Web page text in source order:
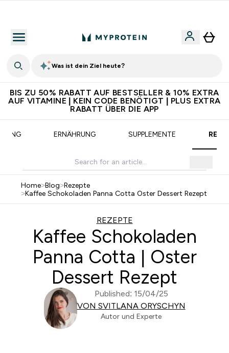
Was ist dein Ziel heute?
BIS ZU 50% RABATT AUF BESTSELLER & 10% EXTRA
AUF VITAMINE | KEIN CODE BENÖTIGT | PLUS EXTRA
RABATT ÜBER DIE APP
ERNÄHRUNG SUPPLEMENTE
Home>Blog>Rezepte
>Kaffee Schokoladen Panna Cotta Oster Dessert Rezept
REZEPTE
Kaffee Schokoladen
Panna Cotta | Oster
Dessert Rezept
Published: 15/04/25
VON SVITLANA ORYSCHYN
Autor und Experte